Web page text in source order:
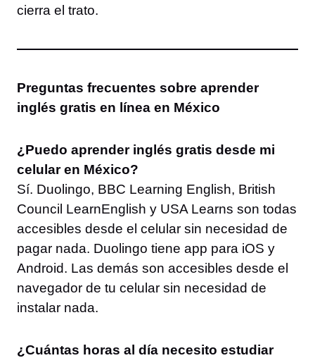
cierra el trato.
Preguntas frecuentes sobre aprender
inglés gratis en línea en México
¿Puedo aprender inglés gratis desde mi
celular en México?
Sí. Duolingo, BBC Learning English, British
Council LearnEnglish y USA Learns son todas
accesibles desde el celular sin necesidad de
pagar nada. Duolingo tiene app para iOS y
Android. Las demás son accesibles desde el
navegador de tu celular sin necesidad de
instalar nada.
¿Cuántas horas al día necesito estudiar